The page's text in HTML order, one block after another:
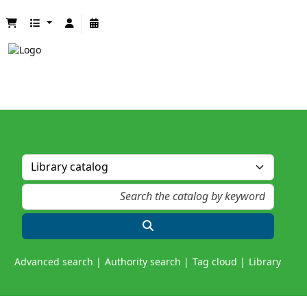
Advanced search Authority search Tag cloud Library